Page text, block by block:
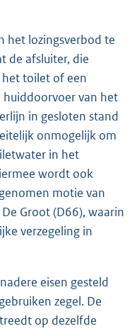
het lozingsverbod te
de afsluiter, die
het toilet of een
huiddoorvoer van het
in gesloten stand
onmogelijk om
in het
wordt ook
motie van
Groot (D66), waarin
verzegeling in
eisen gesteld
zegel. De
op dezelfde